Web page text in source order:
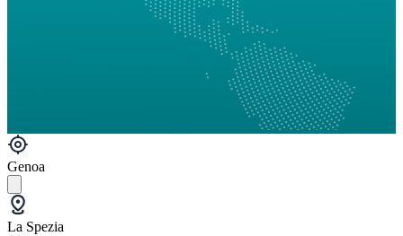
Genoa
La Spezia